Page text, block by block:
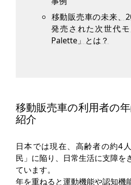
移動販売車の未来、
発売された次世代
Palette」とは？
移動販売車の利用者の
紹介
日本では現在、高齢者の約4
民」に陥り、日常生活に支障を
ています。
年を重ねると運動機能や認知機